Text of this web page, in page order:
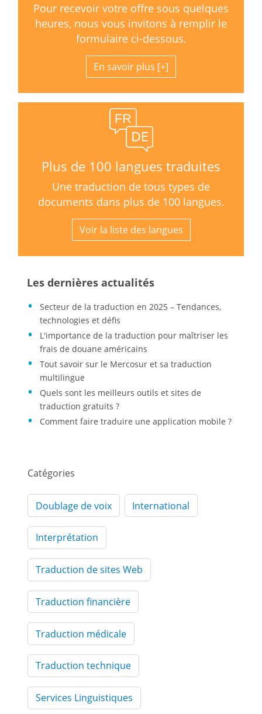
Pour recevoir votre offre sous quelques
heures, nous vous invitons à remplir le
formulaire ci-dessous.
En savoir plus
Plus de 100 langues traduites
Une traduction de tous types de
documents dans plus de 100 langues.
Voir la liste des langues
Les dernières actualités
Secteur de la traduction en 2025 – Tendances,
technologies et défis
L'importance de la traduction pour maîtriser les
frais de douane américains
Tout savoir sur le Mercosur et sa traduction
multilingue
Quels sont les meilleurs outils et sites de
traduction gratuits ?
Comment faire traduire une application mobile ?
Catégories
Doublage de voix International
Interprétation
Traduction de sites Web
Traduction financière
Traduction médicale
Traduction technique
Services Linguistiques